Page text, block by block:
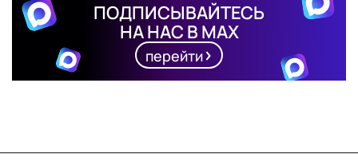
ПОДПИСЫВАЙТЕСЬ
НА НАС В MAX
перейти